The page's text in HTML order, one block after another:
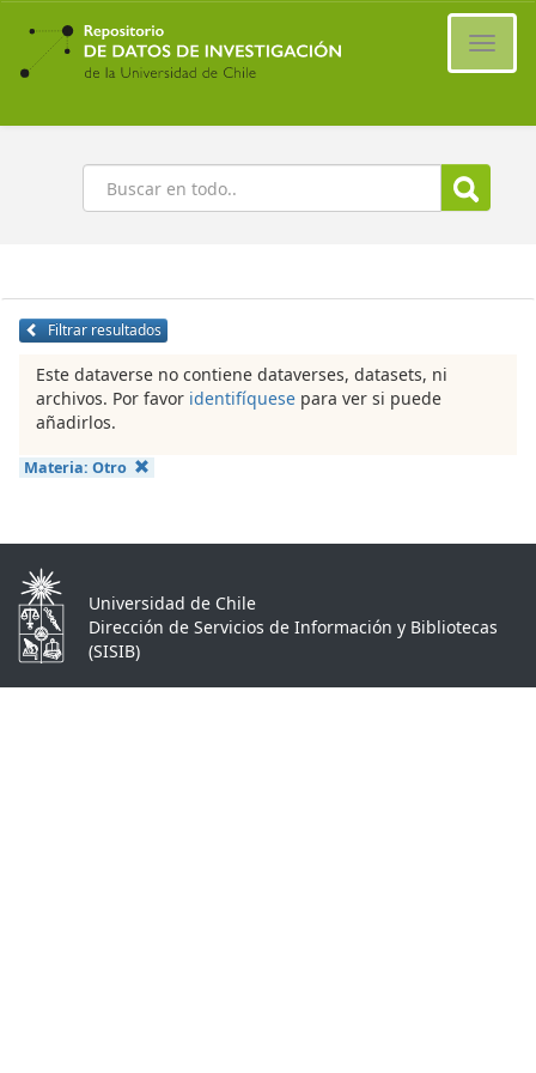
Ir
contenido
principal
Buscar
Filtrar resultados
Este dataverse no contiene dataverses, datasets, ni
archivos. Por favor identifíquese para ver si puede
añadirlos.
Materia: Otro
Universidad de Chile
Dirección de Servicios de Información y Bibliotecas
(SISIB)